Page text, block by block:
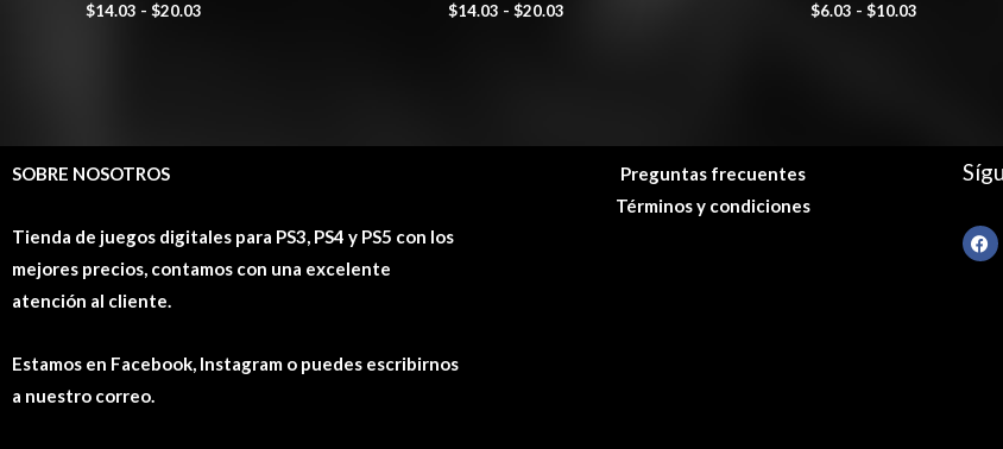
$14.03 - $20.03
$14.03 - $20.03
$6.03 - $10.03
SOBRE NOSOTROS
Tienda de juegos digitales para PS3, PS4 y PS5 con los
mejores precios, contamos con una excelente
atención al cliente.
Estamos en Facebook, Instagram o puedes escribirnos
a nuestro correo.
Preguntas frecuentes
Términos y condiciones
F
a
c